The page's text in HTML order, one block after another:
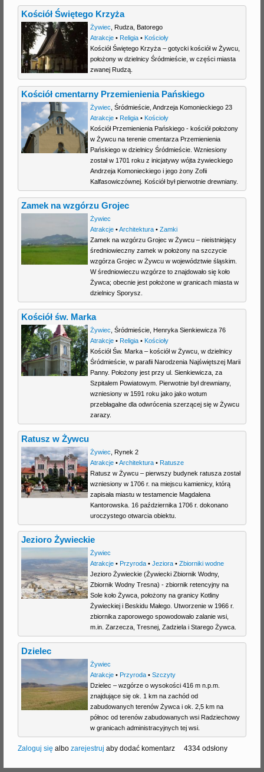
Kościół Świętego Krzyża
Żywiec Rudza, Batorego
Atrakcje• Religia• Kościoły
Kościół Świętego Krzyża – gotycki kościół w Żywcu,
położony w dzielnicy Śródmieście, w części miasta
zwanej Rudzą.
Kościół cmentarny Przemienienia Pańskiego
Żywiec, Śródmieście, Andrzeja Komonieckiego 23
Atrakcje• Religia• Kościoły
Kościół Przemienienia Pańskiego - kościół położony
w Żywcu na terenie cmentarza Przemienienia
Pańskiego w dzielnicy Śródmieście. Wzniesiony
został w 1701 roku z inicjatywy wójta żywieckiego
Andrzeja Komonieckiego i jego żony Zofii
Kalfasowiczównej. Kościół był pierwotnie drewniany.
Zamek na wzgórzu Grojec
Żywiec
Atrakcje•Architektura• Zamki
Zamek na wzgórzu Grojec w Żywcu – nieistniejący
średniowieczny zamek w położony na szczycie
wzgórza Grojec w Żywcu w województwie śląskim.
W średniowieczu wzgórze to znajdowało się koło
Żywca; obecnie jest położone w granicach miasta w
dzielnicy Sporysz.
Kościół św. Marka
Żywiec Śródmieście,
Henryka Sienkiewicza 76
Atrakcje• Religia• Kościoły
Kościół Św. Marka – kościół w Żywcu, w dzielnicy
Śródmieście, w parafii Narodzenia Najświętszej Marii
Panny. Położony jest przy ul. Sienkiewicza, za
Szpitalem Powiatowym. Pierwotnie był drewniany,
wzniesiony w 1591 roku jako jako wotum
przebłagalne dla odwrócenia szerzącej się w Żywcu
zarazy.
Ratusz w Żywcu
Żywiec
Rynek 2
Atrakcje•Architektura• Ratusze
Ratusz w Żywcu – pierwszy budynek ratusza został
wzniesiony w 1706 r. na miejscu kamienicy, którą
zapisała miastu w testamencie Magdalena
Kantorowska. 16 października 1706 r. dokonano
uroczystego otwarcia obiektu.
Jezioro Żywieckie
Żywiec
Atrakcje• Przyroda• Jeziora• Zbiorniki wodne
Jezioro Żywieckie (Żywiecki Zbiornik Wodny,
Zbiornik Wodny Tresna) - zbiornik retencyjny na
Sole koło Żywca, położony na granicy Kotliny
Żywieckiej i Beskidu Małego. Utworzenie w 1966 r.
zbiornika zaporowego spowodowało zalanie wsi,
m.in. Zarzecza, Tresnej, Zadziela i Starego Żywca.
Dzielec
Żywiec
Atrakcje• Przyroda• Szczyty
Dzielec – wzgórze o wysokości 416 m n.p.m.
znajdujące się ok. 1 km na zachód od
zabudowanych terenów Żywca i ok. 2,5 km na
północ od terenów zabudowanych wsi Radziechowy
w granicach administracyjnych tej wsi.
Zaloguj się albo zarejestruj aby dodać komentarz 4334 odsłony